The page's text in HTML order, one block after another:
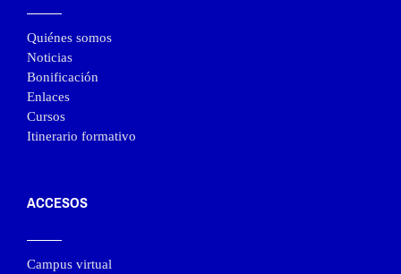
Quiénes somos
Noticias
Bonificación
Enlaces
Cursos
Itinerario formativo
ACCESOS
Campus virtual